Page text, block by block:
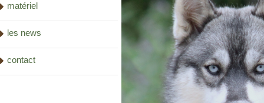
matériel
les news
contact